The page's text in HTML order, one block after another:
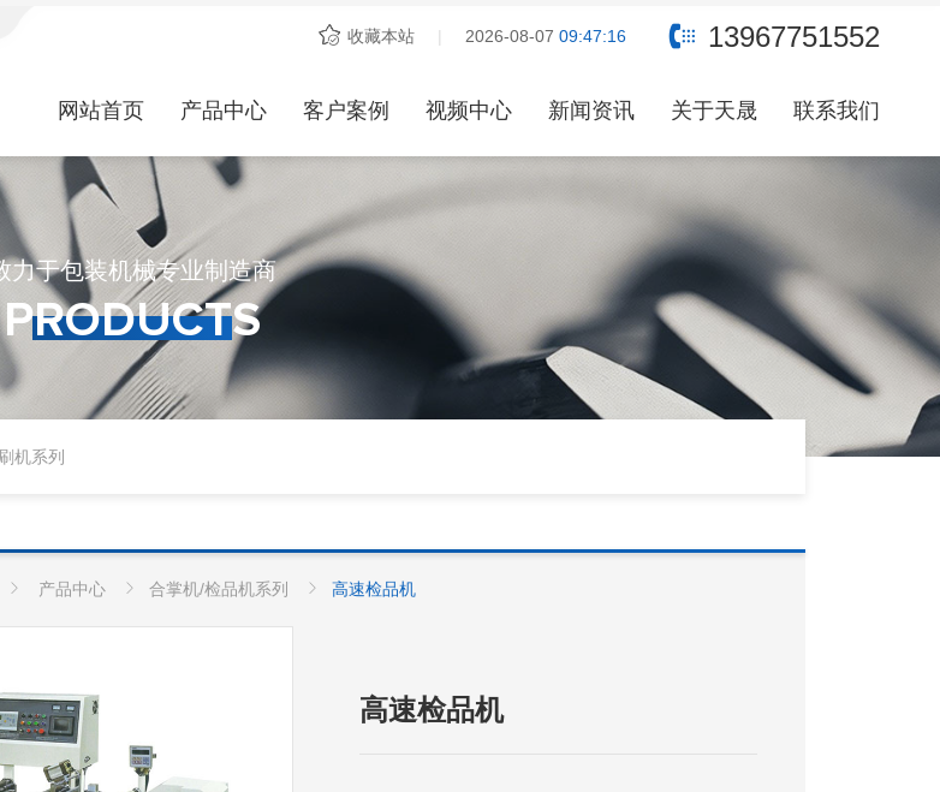
您合作！ 欢迎访问天晟包装机械官网！15年品牌，产品咨询和报价请联系客服：13967751552，期待与您合作！
收藏本站 | 2026-08-07 09:47:17 13967751552
网站首页 产品中心 客户案例 视频中心 新闻资讯 关于天晟 联系我们
力于包装机械专业制造商
PRODUCTS
Products
机系列
产品中心 合掌机/检品机系列 高速检品机
高速检品机